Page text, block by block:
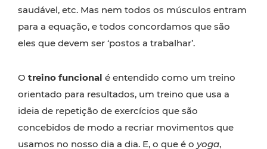
saudável, etc. Mas nem todos os músculos entram
para a equação, e todos concordamos que são
eles que devem ser ‘postos a trabalhar’.
O treino funcional é entendido como um treino
orientado para resultados, um treino que usa a
ideia de repetição de exercícios que são
concebidos de modo a recriar movimentos que
usamos no nosso dia a dia. E, o que é o yoga,